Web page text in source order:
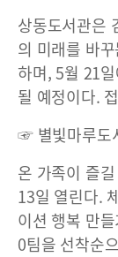
상동도서관은
의 미래를 바
하며, 5월 21
될 예정이다.
☞ 별빛마루도
온 가족이 즐
13일 열린다.
이션 행복 만
0팀을 선착순